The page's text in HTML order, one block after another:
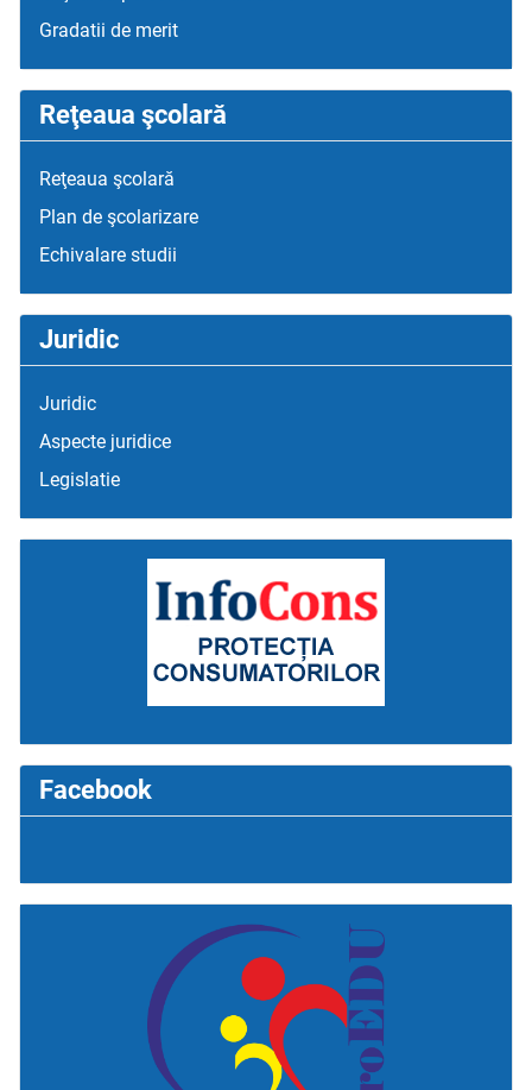
Gradatii de merit
Reţeaua şcolară
Reţeaua şcolară
Plan de şcolarizare
Echivalare studii
Juridic
Juridic
Aspecte juridice
Legislatie
Facebook